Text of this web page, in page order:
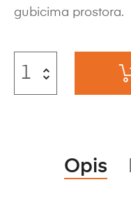
gubicima prostora.
Opis